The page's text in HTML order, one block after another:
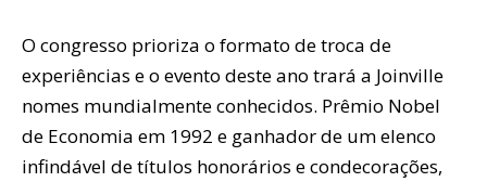
O congresso prioriza o formato de troca de
experiências e o evento deste ano trará a Joinville
nomes mundialmente conhecidos. Prêmio Nobel
de Economia em 1992 e ganhador de um elenco
infindável de títulos honorários e condecorações,